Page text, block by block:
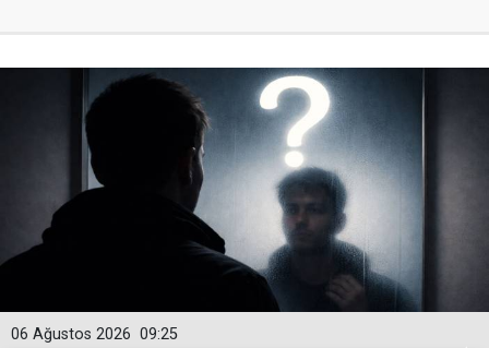
09:25
06 Ağustos 2026